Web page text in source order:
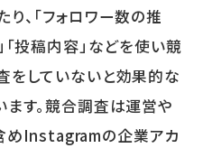
、「フォロワー数の推
「投稿内容」などを使い競
をしていないと効果的な
ます。競合調査は運営や
めInstagramの企業アカ